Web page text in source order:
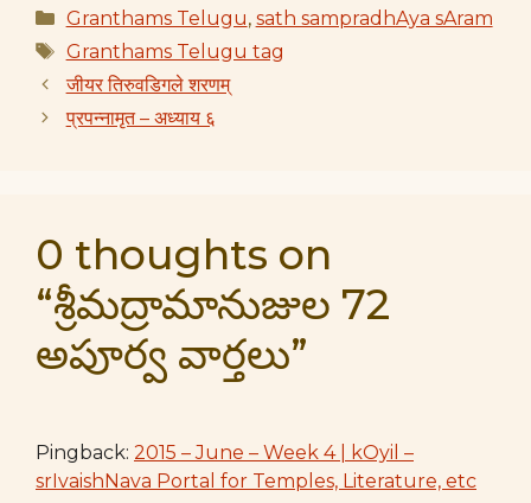
Categories
Granthams Telugu, sath sampradhAya sAram
Tags
Granthams Telugu tag
जीयर तिरुवडिगले शरणम्
प्रपन्नामृत – अध्याय ६
0 thoughts on
“శ్రీమద్రామానుజుల 72
అపూర్వ వార్తలు”
Pingback: 2015 – June – Week 4 | kOyil –
srIvaishNava Portal for Temples, Literature, etc